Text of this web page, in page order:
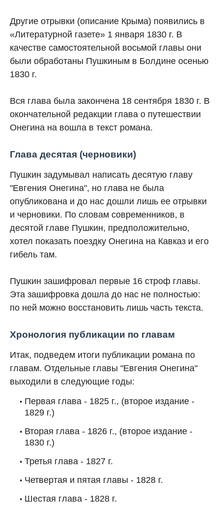
Другие отрывки (описание Крыма) появились в
«Литературной газете» 1 января 1830 г. В
качестве самостоятельной восьмой главы они
были обработаны Пушкиным в Болдине осенью
1830 г.
Вся глава была закончена 18 сентября 1830 г. В
окончательной редакции глава о путешествии
Онегина на вошла в текст романа.
Глава десятая (черновики)
Пушкин задумывал написать десятую главу
"Евгения Онегина", но глава не была
опубликована и до нас дошли лишь ее отрывки
и черновики. По словам современников, в
десятой главе Пушкин, предположительно,
хотел показать поездку Онегина на Кавказ и его
гибель там.
Пушкин зашифровал первые 16 строф главы.
Эта зашифровка дошла до нас не полностью:
по ней можно восстановить лишь часть текста.
Хронология публикации по главам
Итак, подведем итоги публикации романа по
главам. Отдельные главы "Евгения Онегина"
выходили в следующие годы:
Первая глава - 1825 г., (второе издание -
1829 г.)
Вторая глава - 1826 г., (второе издание -
1830 г.)
Третья глава - 1827 г.
Четвертая и пятая главы - 1828 г.
Шестая глава - 1828 г.